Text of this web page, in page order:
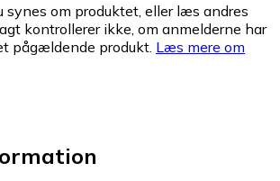
synes om produktet, eller læs andres
kontrollerer ikke, om anmelderne har
pågældende produkt. Læs mere om